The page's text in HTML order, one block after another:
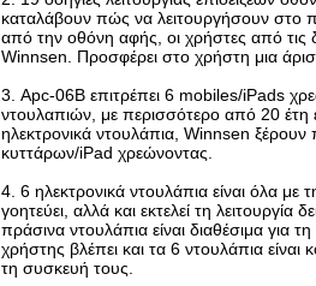
καταλάβουν πώς να λειτουργήσουν στο
από την οθόνη αφής, οι χρήστες από τις
Winnsen. Προσφέρει στο χρήστη μια
3. Apc-06B επιτρέπει 6 mobiles/iPads
ντουλαπιών, με περισσότερο από 20 έτη
ηλεκτρονικά ντουλάπια, Winnsen
κυττάρων/iPad χρεώνοντας.
4. 6 ηλεκτρονικά ντουλάπια είναι όλα
γοητεύει, αλλά και εκτελεί τη
πράσινα ντουλάπια είναι διαθέσιμα
χρήστης βλέπει και τα 6 ντουλάπια
τη συσκευή τους.